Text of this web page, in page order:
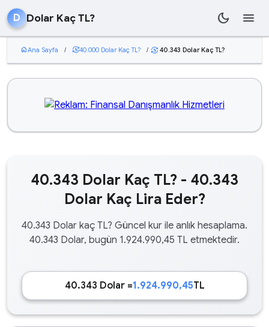
D Dolar Kaç TL? dark_mode menu
homeAna Sayfa / currency_exchange40.000 Dolar Kaç TL? / currency_exchange 40.343 Dolar Kaç TL?
40.343 Dolar Kaç TL? - 40.343
Dolar Kaç Lira Eder?
40.343 Dolar kaç TL? Güncel kur ile anlık hesaplama.
40.343 Dolar, bugün 1.924.990,45 TL etmektedir.
40.343 Dolar =1.924.990,45TL